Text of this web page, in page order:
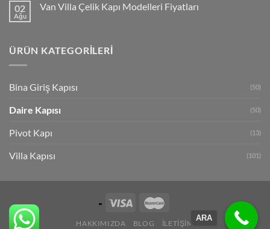
02
Ağu
Van Villa Çelik Kapı Modelleri Fiyatları
ÜRÜN KATEGORILERI
Bina Giriş Kapısı (50)
Daire Kapısı (50)
Pivot Kapı (13)
Villa Kapısı (101)
HAKKIMIZDA BLOG İLETIŞIM
ARA